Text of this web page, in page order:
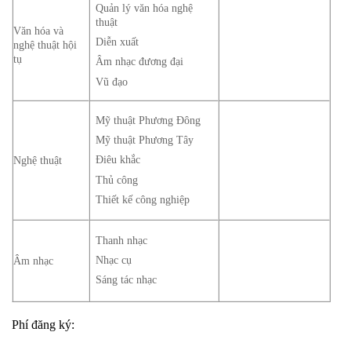
Văn hóa và
nghệ thuật hội
tụ
Quản lý văn hóa nghệ
thuật
Diễn xuất
Âm nhạc đương đại
Vũ đạo
Nghệ thuật
Mỹ thuật Phương Đông
Mỹ thuật Phương Tây
Điêu khắc
Thủ công
Thiết kế công nghiệp
Âm nhạc
Thanh nhạc
Nhạc cụ
Sáng tác nhạc
Phí đăng ký: